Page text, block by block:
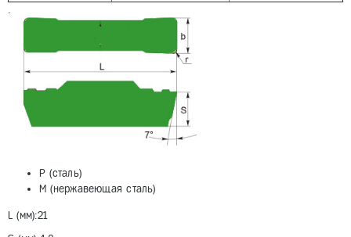
.
P (сталь)
M (нержавеющая сталь)
L (мм):21